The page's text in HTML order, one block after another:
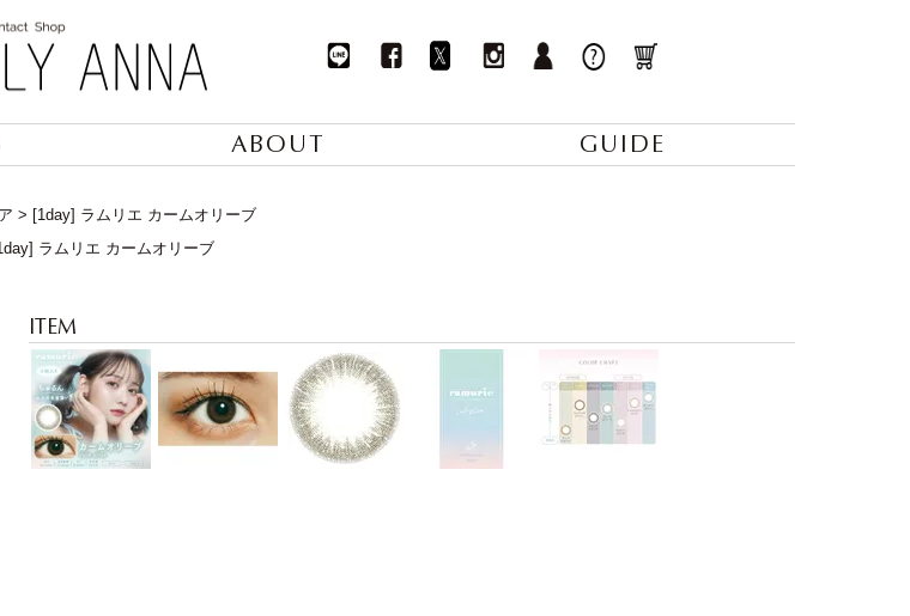
ABOUT GUIDE
[1day] ラムリエ カームオリーブ
ラムリエ カームオリーブ